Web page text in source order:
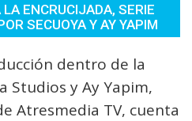
ENCRUCIJADA, SERIE
SECUOYA Y AY YAPIM
dentro de la
Studios y Ay Yapim,
Atresmedia TV, cuenta